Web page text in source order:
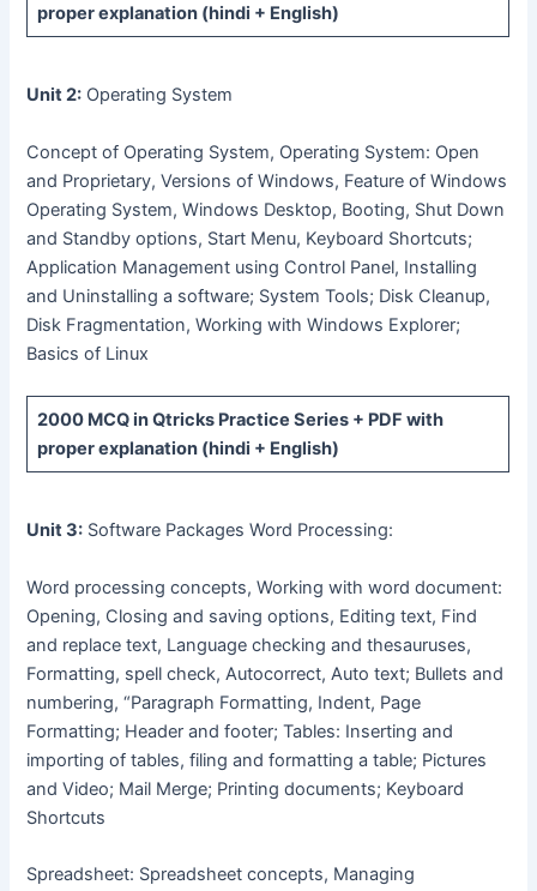
proper explanation (hindi + English)
Unit 2: Operating System
Concept of Operating System, Operating System: Open
and Proprietary, Versions of Windows, Feature of Windows
Operating System, Windows Desktop, Booting, Shut Down
and Standby options, Start Menu, Keyboard Shortcuts;
Application Management using Control Panel, Installing
and Uninstalling a software; System Tools; Disk Cleanup,
Disk Fragmentation, Working with Windows Explorer;
Basics of Linux
2000 MCQin Qtricks Practice Series + PDF with
proper explanation (hindi + English)
Unit 3: Software Packages Word Processing:
Word processing concepts, Working with word document:
Opening, Closing and saving options, Editing text, Find
and replace text, Language checking and thesauruses,
Formatting, spell check, Autocorrect, Auto text; Bullets and
numbering, “Paragraph Formatting, Indent, Page
Formatting; Header and footer; Tables: Inserting and
importing of tables, filing and formatting a table; Pictures
and Video; Mail Merge; Printing documents; Keyboard
Shortcuts
Spreadsheet: Spreadsheet concepts, Managing